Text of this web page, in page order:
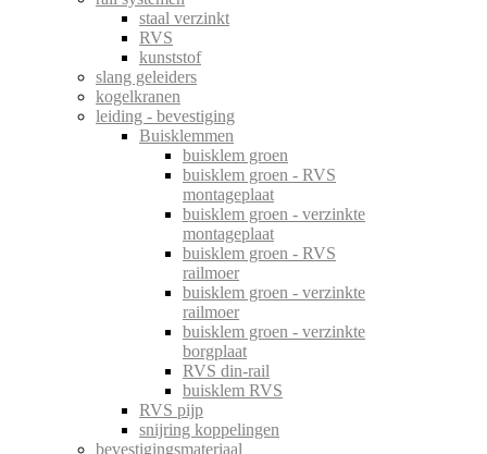
staal verzinkt
RVS
kunststof
slang geleiders
kogelkranen
leiding - bevestiging
Buisklemmen
buisklem groen
buisklem groen - RVS
montageplaat
buisklem groen - verzinkte
montageplaat
buisklem groen - RVS
railmoer
buisklem groen - verzinkte
railmoer
buisklem groen - verzinkte
borgplaat
RVS din-rail
buisklem RVS
RVS pijp
snijring koppelingen
bevestigingsmateriaal